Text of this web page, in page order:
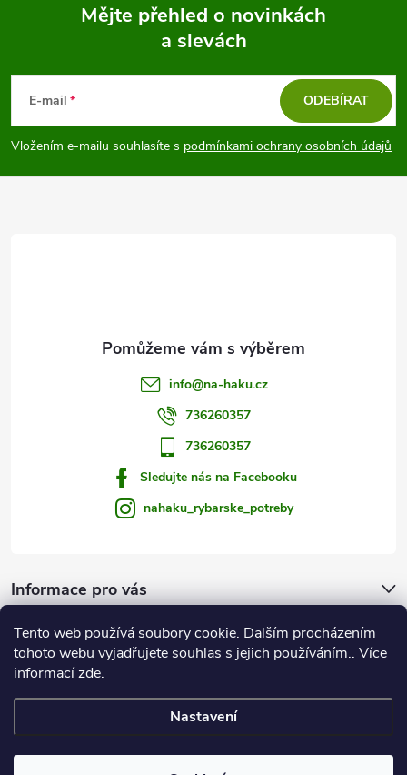
Tento web používá soubory cookie. Dalším procházením
tohoto webu vyjadřujete souhlas s jejich používáním.. Více
informacízde.
Nastavení
p
Mějte přehled o novinkách
a slevách
E-mail
Vložením e-mailu souhlasíte s podmínkami ochrany osobních údajů
ODEBÍRAT
Informace pro vás
Zprávy od vody
info@na-haku.cz
736260357
736260357
Sledujte nás na Facebooku
nahaku_rybarske_potreby
Copyright 2026Rybářské potřeby NA HÁKU. Všechna práva vyhrazena.